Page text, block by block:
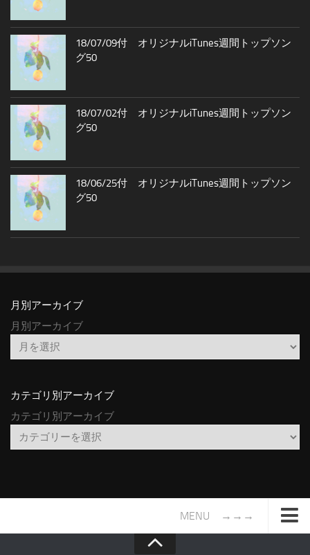
18/07/09付 オリジナルiTunes週間トップソン
グ50
18/07/02付 オリジナルiTunes週間トップソン
グ50
18/06/25付 オリジナルiTunes週間トップソン
グ50
月別アーカイブ
月別アーカイブ
カテゴリ別アーカイブ
カテゴリ別アーカイブ
MENU →→→